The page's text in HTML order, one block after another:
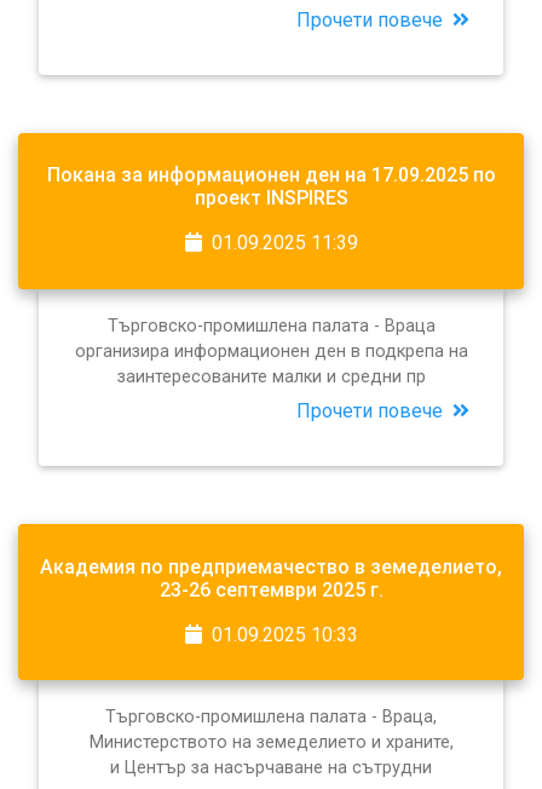
Прочети повече
Покана за информационен ден на 17.09.2025 по
проект INSPIRES
01.09.2025 11:39
Търговско-промишлена палата - Враца
организира информационен ден в подкрепа на
заинтересованите малки и средни пр
Прочети повече
Академия по предприемачество в земеделието,
23-26 септември 2025 г.
01.09.2025 10:33
Търговско-промишлена палата - Враца,
Министерството на земеделието и храните,
и Център за насърчаване на сътрудни